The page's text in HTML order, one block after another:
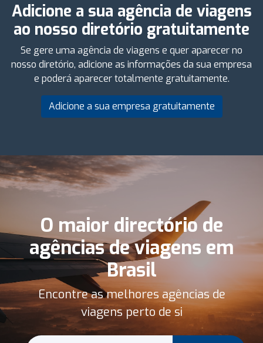
Adicione a sua agência de viagens
ao nosso diretório gratuitamente
Se gere uma agência de viagens e quer aparecer no
nosso diretório, adicione as informações da sua empresa
e poderá aparecer totalmente gratuitamente.
Adicione a sua empresa gratuitamente
O maior directório de
agências de viagens em
Brasil
Encontre as melhores agências de
viagens perto de si